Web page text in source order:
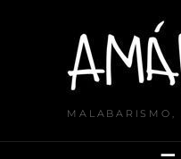
MALABARISMO,